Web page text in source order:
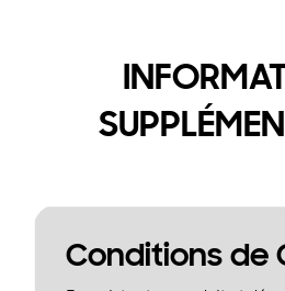
Conditions de